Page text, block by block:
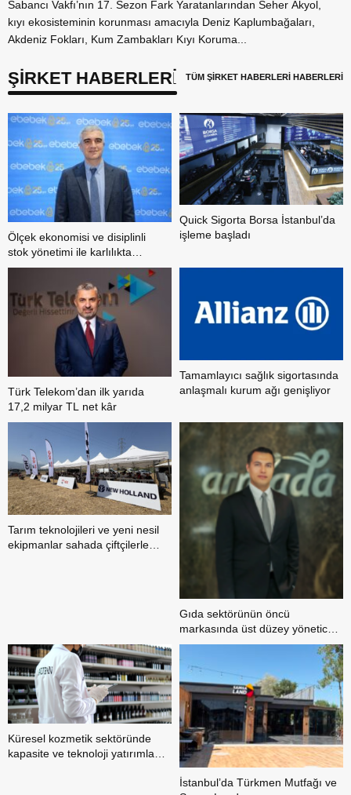
Sabancı Vakfı’nın 17. Sezon Fark Yaratanlarından Seher Akyol,
kıyı ekosisteminin korunması amacıyla Deniz Kaplumbağaları,
Akdeniz Fokları, Kum Zambakları Kıyı Koruma...
ŞİRKET HABERLERİ TÜM ŞİRKET HABERLERİ HABERLERİ
Ölçek ekonomisi ve disiplinli
stok yönetimi ile karlılıkta
yükseliş trendi
Quick Sigorta Borsa İstanbul’da
işleme başladı
Türk Telekom’dan ilk yarıda
17,2 milyar TL net kâr
Tamamlayıcı sağlık sigortasında
anlaşmalı kurum ağı genişliyor
Tarım teknolojileri ve yeni nesil
ekipmanlar sahada çiftçilerle
Gıda sektörünün öncü
markasında üst düzey yönetici
ataması
Küresel kozmetik sektöründe
kapasite ve teknoloji yatırımları
İstanbul’da Türkmen Mutfağı ve